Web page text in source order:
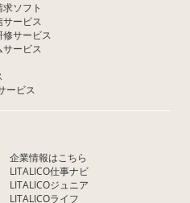
ソフト
ービス
サービス
ービス
ービス
企業情報はこちら
LITALICO仕事ナビ
LITALICOジュニア
LITALICOライフ